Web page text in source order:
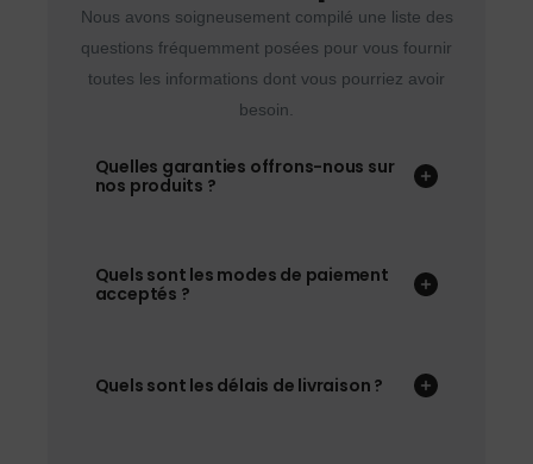
Nous avons soigneusement compilé une liste des
questions fréquemment posées pour vous fournir
toutes les informations dont vous pourriez avoir
besoin.
Quelles garanties offrons-nous sur
nos produits ?
Quels sont les modes de paiement
acceptés ?
Quels sont les délais de livraison ?